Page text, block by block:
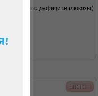
говорит о дефиците глюкозы(
нет(
темы?
Sheila